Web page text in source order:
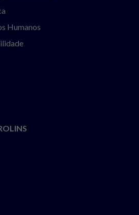
Humanos